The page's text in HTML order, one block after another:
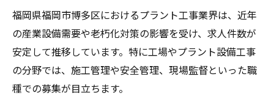
福岡県福岡市博多区におけるプラント工事業界は、近年
の産業設備需要や老朽化対策の影響を受け、求人件数が
安定して推移しています。特に工場やプラント設備工事
の分野では、施工管理や安全管理、現場監督といった職
種での募集が目立ちます。